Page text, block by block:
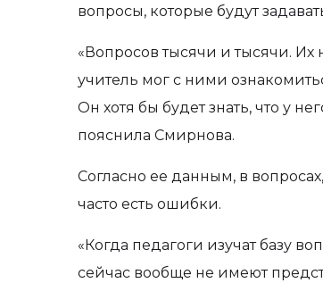
вопросы, которые будут
«Вопросов тысячи и тысячи.
учитель мог с ними
Он хотя бы будет знать, что у
пояснила Смирнова.
Согласно ее данным, в
часто есть ошибки.
«Когда педагоги изучат базу
сейчас вообще не имеют